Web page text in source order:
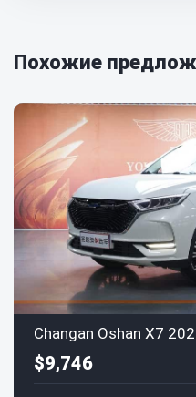
Похожие
Changan Oshan X7
$9,746